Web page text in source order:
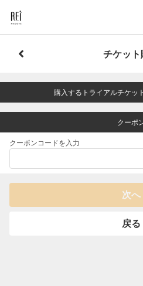
チケット
購入するトライアルチケッ
クーポ
クーポンコードを入力
次へ
戻る